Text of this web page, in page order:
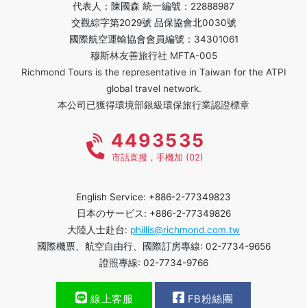
代表人：陳國森 統一編號：22888987
交觀綜字第2029號 品保協會北0030號
國際航空運輸協會會員編號：34301061
穆斯林友善旅行社 MFTA-005
Richmond Tours is the representative in Taiwan for the ATPI
global travel network.
本公司已獲得環境部銀級環保旅行業認證標章
4493535
市話直撥，手機加 (02)
English Service: +886-2-77349823
日本のサービス: +886-2-77349826
大陸人士赴台: phillis@richmond.com.tw
國際機票、航空自由行、國際訂房專線: 02-7734-9656
證照專線: 02-7734-9766
線上客服 FB粉絲團